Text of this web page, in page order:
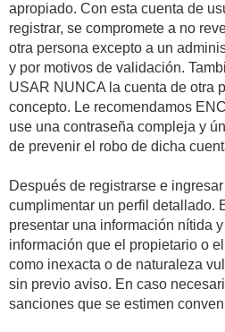
apropiado. Con esta cuenta de
registrar, se compromete a no
otra persona excepto a un
y por motivos de validación.
USAR NUNCA la cuenta de otra
concepto. Le recomendamos
use una contraseña compleja y
de prevenir el robo de dicha
Después de registrarse e
cumplimentar un perfil detallado.
presentar una información nítida
información que el propietario o
como inexacta o de naturaleza
sin previo aviso. En caso
sanciones que se estimen